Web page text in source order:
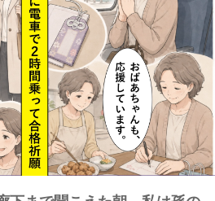
動 彼女 イイ女 婚活